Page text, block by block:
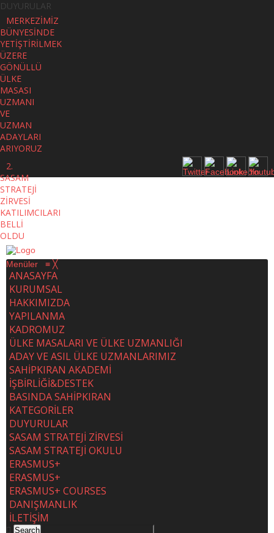
DUYURULAR
MERKEZİMİZ
BÜNYESİNDE
YETİŞTİRİLMEK
ÜZERE
GÖNÜLLÜ
ÜLKE
MASASI
UZMANI
VE
UZMAN
ADAYLARI
ARIYORUZ
2.
SASAM
STRATEJİ
ZİRVESİ
KATILIMCILARI
BELLİ
OLDU
Menüler ≡ ╳
ANASAYFA
KURUMSAL
HAKKIMIZDA
YAPILANMA
KADROMUZ
ÜLKE MASALARI VE ÜLKE UZMANLIĞI
ADAY VE ASIL ÜLKE UZMANLARIMIZ
SAHİPKIRAN AKADEMİ
İŞBİRLİĞİ&DESTEK
BASINDA SAHİPKIRAN
KATEGORİLER
DUYURULAR
SASAM STRATEJİ ZİRVESİ
SASAM STRATEJİ OKULU
ERASMUS+
ERASMUS+
ERASMUS+ COURSES
DANIŞMANLIK
İLETİŞİM